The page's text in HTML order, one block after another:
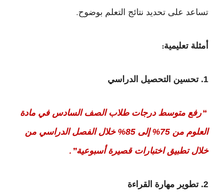
تساعد على تحديد نتائج التعلم بوضوح.
أمثلة تعليمية:
1. تحسين التحصيل الدراسي
“رفع متوسط درجات طلاب الصف السادس في مادة
العلوم من 75% إلى 85% خلال الفصل الدراسي من
خلال تطبيق اختبارات قصيرة أسبوعية.”
2. تطوير مهارة القراءة